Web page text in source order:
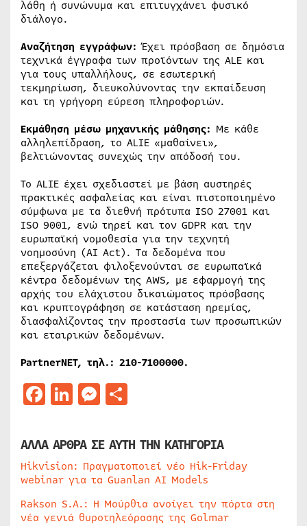
λάθη ή συνώνυμα και επιτυγχάνει φυσικό
διάλογο.
Αναζήτηση εγγράφων: Έχει πρόσβαση σε δημόσια
τεχνικά έγγραφα των προϊόντων της ALE και
για τους υπαλλήλους, σε εσωτερική
τεκμηρίωση, διευκολύνοντας την εκπαίδευση
και τη γρήγορη εύρεση πληροφοριών.
Εκμάθηση μέσω μηχανικής μάθησης: Με κάθε
αλληλεπίδραση, το ALIE «μαθαίνει»,
βελτιώνοντας συνεχώς την απόδοσή του.
Το ALIE έχει σχεδιαστεί με βάση αυστηρές
πρακτικές ασφαλείας και είναι πιστοποιημένο
σύμφωνα με τα διεθνή πρότυπα ISO 27001 και
ISO 9001, ενώ τηρεί και τον GDPR και την
ευρωπαϊκή νομοθεσία για την τεχνητή
νοημοσύνη (AI Act). Τα δεδομένα που
επεξεργάζεται φιλοξενούνται σε ευρωπαϊκά
κέντρα δεδομένων της AWS, με εφαρμογή της
αρχής του ελάχιστου δικαιώματος πρόσβασης
και κρυπτογράφηση σε κατάσταση ηρεμίας,
διασφαλίζοντας την προστασία των προσωπικών
και εταιρικών δεδομένων.
PartnerNET, τηλ.: 210-7100000.
Facebook
LinkedIn
Messenger
ΑΛΛΑ ΑΡΘΡΑ ΣΕ ΑΥΤΗ ΤΗΝ ΚΑΤΗΓΟΡΙΑ
Hikvision: Πραγματοποιεί νέο Hik-Friday
webinar για τα Guanlan AI Models
Rakson S.A.: Η Μούρθια ανοίγει την πόρτα στη
νέα γενιά θυροτηλεόρασης της Golmar